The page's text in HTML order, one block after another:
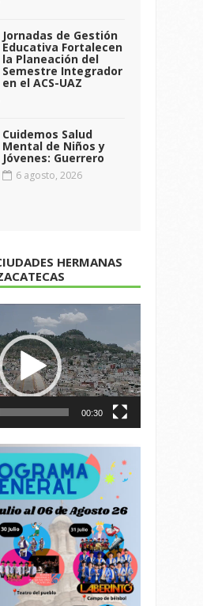
Jornadas de Gestión
Educativa Fortalecen
la Planeación del
Semestre Integrador
en el ACS-UAZ
Cuidemos Salud
Mental de Niños y
Jóvenes: Guerrero
6 agosto, 2026
HERMANAS
00:30